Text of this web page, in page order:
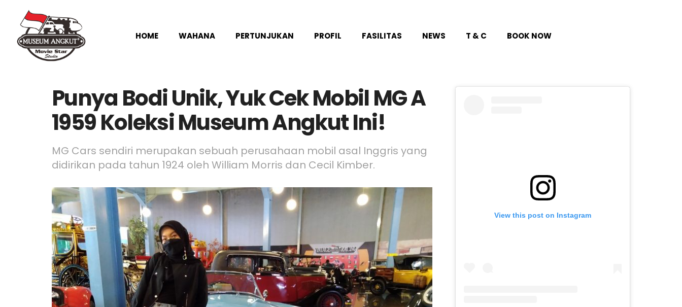
HOME WAHANA PERTUNJUKAN PROFIL FASILITAS NEWS T & C BOOK NOW
Punya Bodi Unik, Yuk Cek Mobil MG A
1959 Koleksi Museum Angkut Ini!
MG Cars sendiri merupakan sebuah perusahaan mobil asal Inggris yang
didirikan pada tahun 1924 oleh William Morris dan Cecil Kimber.
View this post on Instagram